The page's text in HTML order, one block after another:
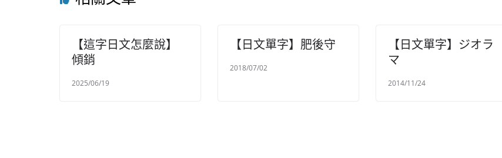
【這字日文怎麼說】
傾銷
2025/06/19
【日文單字】肥後守
2018/07/02
【日文單字】ジオラ
マ
2014/11/24